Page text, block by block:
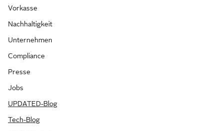
Vorkasse
Nachhaltigkeit
Unternehmen
Compliance
Presse
Jobs
UPDATED-Blog
Tech-Blog